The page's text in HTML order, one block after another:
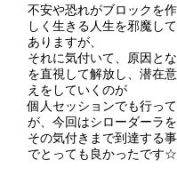
不安や恐れがブロックを
しく生きる人生を邪魔し
ありますが、
それに気付いて、原因と
を直視して解放し、潜在
えをしていくのが
個人セッションでも行っ
が、今回はシローダーラ
その気付きまで到達する
でとっても良かったです